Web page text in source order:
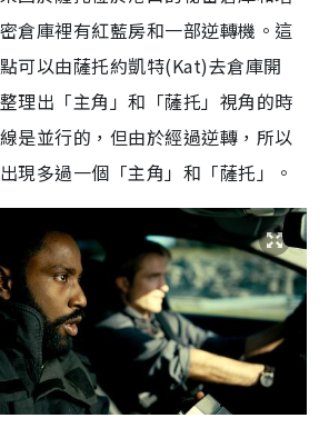
倉庫裡有紅藍房和一部逆轉機。這
可以由薩托約凱特(Kat)去倉庫開
理出「主角」和「薩托」視角的時
是並行的，但由於經過逆轉，所以
現多過一個「主角」和「薩托」。